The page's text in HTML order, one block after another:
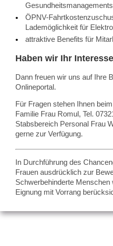
Gesundheitsmanagements
ÖPNV-
Lademöglichkeit für
attraktive Benefits für
Haben wir Ihr
Dann freuen wir uns auf Ihre
Onlineportal.
Für Fragen stehen Ihnen
Familie Frau Romul, Tel.
Stabsbereich Personal Frau
gerne zur Verfügung.
In Durchführung des
Frauen ausdrücklich zur
Schwerbehinderte
Eignung mit Vorrang